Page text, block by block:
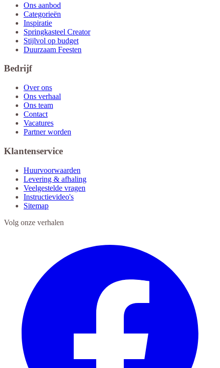
Ons aanbod
Categorieën
Inspiratie
Springkasteel Creator
Stijlvol op budget
Duurzaam Feesten
Bedrijf
Over ons
Ons verhaal
Ons team
Contact
Vacatures
Partner worden
Klantenservice
Huurvoorwaarden
Levering & afhaling
Veelgestelde vragen
Instructievideo's
Sitemap
Volg onze verhalen